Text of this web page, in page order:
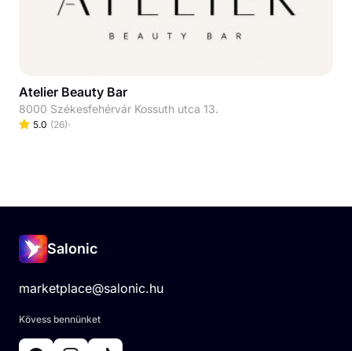
Atelier Beauty Bar
8000 Székesfehérvár Kossuth utca 13.
5.0 (26)
Salonic
marketplace@salonic.hu
Kövess bennünket